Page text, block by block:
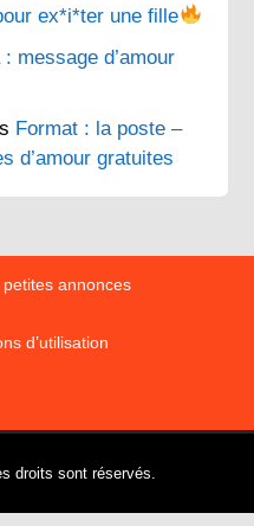
ex*i*ter une fille
message d’amour
Format : la poste –
d’amour gratuites
annonces
d’utilisation
droits sont réservés.